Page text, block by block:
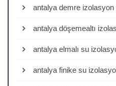
antalya demre izolasyon
antalya döşemealtı
antalya elmalı su
antalya finike su